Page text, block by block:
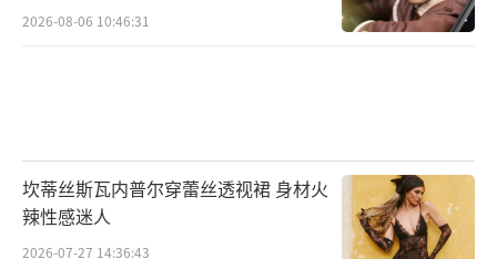
2026-08-06 10:46:31
坎蒂丝斯瓦内普尔穿蕾丝透视裙 身材火
辣性感迷人
2026-07-27 14:36:43